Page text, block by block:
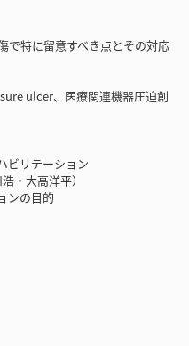
特に留意すべき点とその対応
ulcer、医療関連機器圧迫創
ビリテーション
・大高洋平）
ンの目的